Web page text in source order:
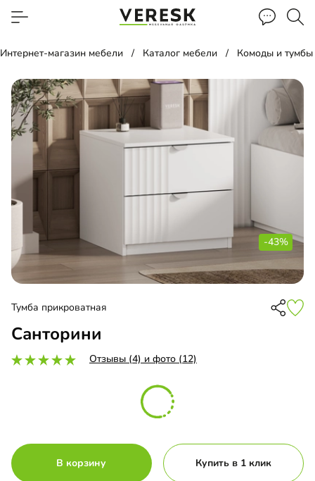
Интернет-магазин мебели Каталог мебели Комоды и тумбы
-43%
Тумба прикроватная
Санторини
Отзывы (4) и фото (12)
В корзину Купить в 1 клик